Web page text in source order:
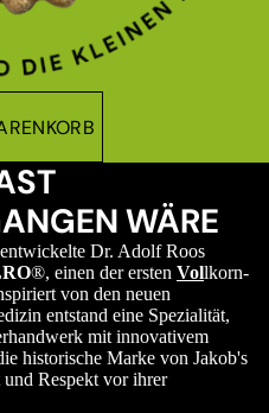
WÄRE
Dr. Adolf Roos
®, einen der ersten Vollkorn-
von den neuen
entstand eine Spezialität,
mit innovativem
historische Marke von Jakob's
Respekt vor ihrer